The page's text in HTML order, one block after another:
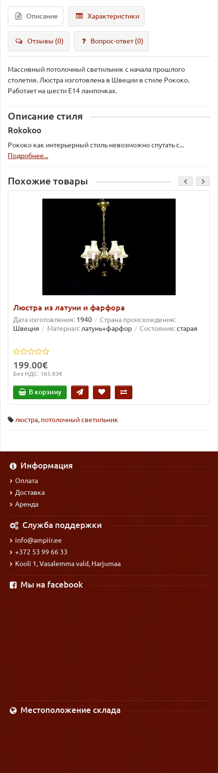
Описание Характеристики
Отзывы (0) Вопрос-ответ(0)
Массивный потолочный светильник с начала прошлого
столетия. Люстра изготовлена в Швеции в стиле Рококо.
Работает на шести Е14 лампочках.
Описание стиля
Rokokoo
Рококо как интерьерный стиль невозможно спутать с...
Подробнее...
Похожие товары
Люстра из латуни и фарфора
Дата изготовления: 1940
Страна происхождения:
Швеция
Материал:латунь+фарфор Состояния:старая
199.00€
Без НДС: 165.83€
В корзину
люстра, потолочный светильник
Информация
Оплата
Доставка
Аренда
Служба поддержки
info@ampiir.ee
+372 53 99 66 33
Kooli 1, Vasalemma vald, Harjumaa
Мы на facebook
Местоположение склада